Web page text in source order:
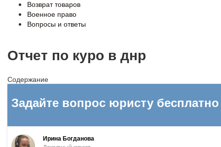
Возврат товаров
Военное право
Вопросы и ответы
Отчет по куро в днр
Содержание